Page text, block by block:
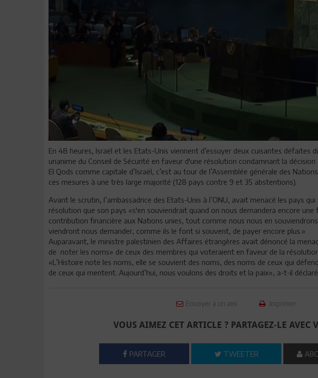
En 48 heures, Israël et les Etats-Unis viennent d’essuyer deux cuisantes défaites
unanime du Conseil de Sécurité en faveur d'une résolution condamnant la
El Qods comme capitale d’Israël, c’est au tour de l’Assemblée générale des
ces mesures à une très large majorité (128 pays contre 9 et 35 abstentions).
Avant le scrutin, l’ambassadrice des Etats-Unis à l’ONU, avait menacé les pays
résolution que son pays «s'en souviendrait quand on nous demandera encore
contribution financière aux Nations unies, tout comme nous nous en
viendront nous demander, comme ils le font si souvent, de payer encore plus.»
Auparavant, le ministre palestinien des Affaires étrangères avait dénoncé la
de noter les noms» de ceux des membres qui voteraient en faveur de la
«L’Histoire note les noms, elle se souvient des noms, des noms de ceux qui
de ceux qui mentent. Aujourd’hui, nous voulons des droits et la paix», a-t-il
Envoyer à un ami Imprimer
VOUS AIMEZ CET ARTICLE ? PARTAGEZ-LE AVEC
PARTAGER TWEETER